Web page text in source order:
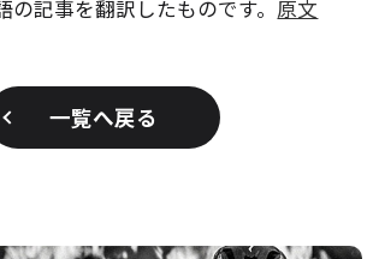
記事を翻訳したものです。 原文
一覧へ戻る